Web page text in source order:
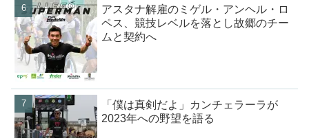
アスタナ解雇のミゲル・アンヘル・ロ
ペス、競技レベルを落とし故郷のチー
ムと契約へ
「僕は真剣だよ」カンチェラーラが
2023年への野望を語る